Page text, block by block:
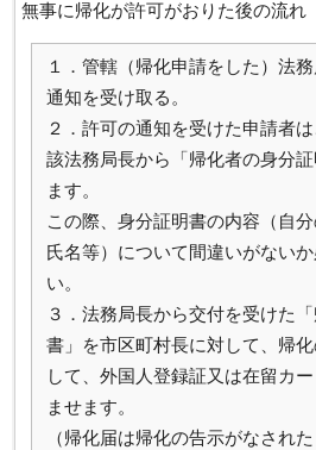
無事に帰化が許可がおりた後の流れ
１．管轄（帰化申請をした）法
通知を受け取る。
２．許可の通知を受けた申請者
該法務局長から「帰化者の身分
ます。
この際、身分証明書の内容（自
氏名等）について間違いがない
い。
３．法務局長から交付を受けた
書」を市区町村長に対して、帰
して、外国人登録証又は在留カ
ませます。
（帰化届は帰化の告示がなされ